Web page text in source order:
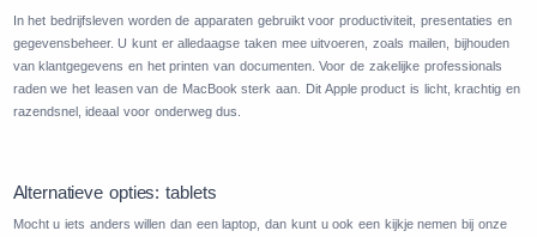
In het bedrijfsleven worden de apparaten gebruikt voor productiviteit, presentaties en
gegevensbeheer. U kunt er alledaagse taken mee uitvoeren, zoals mailen, bijhouden
van klantgegevens en het printen van documenten. Voor de zakelijke professionals
raden we het leasen van de MacBook sterk aan. Dit Apple product is licht, krachtig en
razendsnel, ideaal voor onderweg dus.
Alternatieve opties: tablets
Mocht u iets anders willen dan een laptop, dan kunt u ook een kijkje nemen bij onze